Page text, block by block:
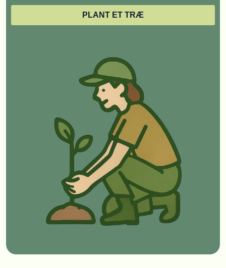
PLANT ET TRÆ